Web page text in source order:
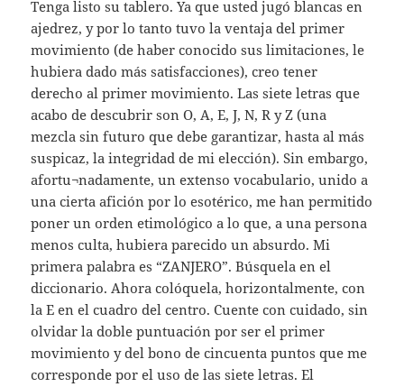
Tenga listo su tablero. Ya que usted jugó blancas en
ajedrez, y por lo tanto tuvo la ventaja del primer
movimiento (de haber conocido sus limitaciones, le
hubiera dado más satisfacciones), creo tener
derecho al primer movimiento. Las siete letras que
acabo de descubrir son O, A, E, J, N, R y Z (una
mezcla sin futuro que debe garantizar, hasta al más
suspicaz, la integridad de mi elección). Sin embargo,
afortu¬nadamente, un extenso vocabulario, unido a
una cierta afición por lo esotérico, me han permitido
poner un orden etimológico a lo que, a una persona
menos culta, hubiera parecido un absurdo. Mi
primera palabra es “ZANJERO”. Búsquela en el
diccionario. Ahora colóquela, horizontalmente, con
la E en el cuadro del centro. Cuente con cuidado, sin
olvidar la doble puntuación por ser el primer
movimiento y del bono de cincuenta puntos que me
corresponde por el uso de las siete letras. El